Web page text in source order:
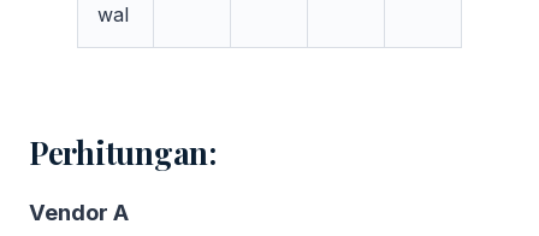
wal
Perhitungan:
Vendor A